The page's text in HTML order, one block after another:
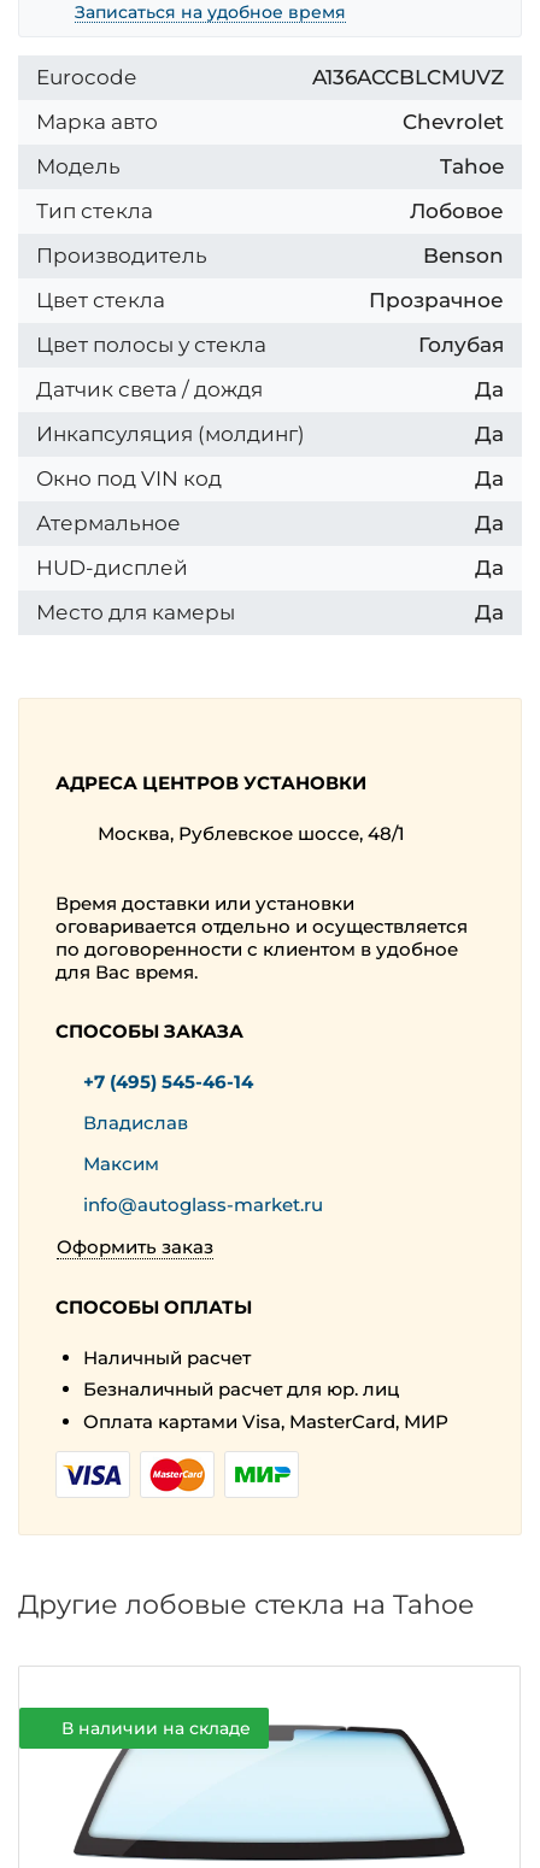
Записаться на удобное время
Eurocode
A136ACCBLCMUVZ
Марка авто
Chevrolet
Модель
Tahoe
Тип стекла
Лобовое
Производитель
Benson
Цвет стекла
Прозрачное
Цвет полосы у стекла
Голубая
Датчик света / дождя
Да
Инкапсуляция (молдинг)
Да
Окно под VIN код
Да
Атермальное
Да
HUD-дисплей
Да
Место для камеры
Да
АДРЕСА ЦЕНТРОВ УСТАНОВКИ
Москва, Рублевское шоссе, 48/1
Время доставки или установки
оговаривается отдельно и осуществляется
по договоренности с клиентом в удобное
для Вас время.
СПОСОБЫ ЗАКАЗА
+7 (495) 545-46-14
Владислав
Максим
info@autoglass-market.ru
Оформить заказ
СПОСОБЫ ОПЛАТЫ
Наличный расчет
Безналичный расчет для юр. лиц
Оплата картами Visa, MasterCard, МИР
Другие лобовые стекла на Tahoe
В наличии на складе